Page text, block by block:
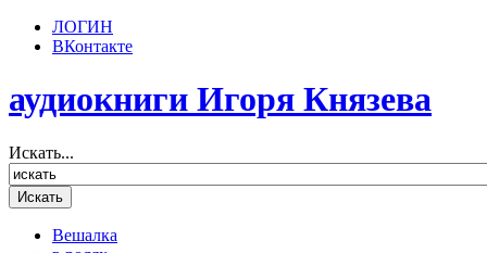
ЛОГИН
ВКонтакте
аудиокниги Игоря Князева
Искать...
Вешалка